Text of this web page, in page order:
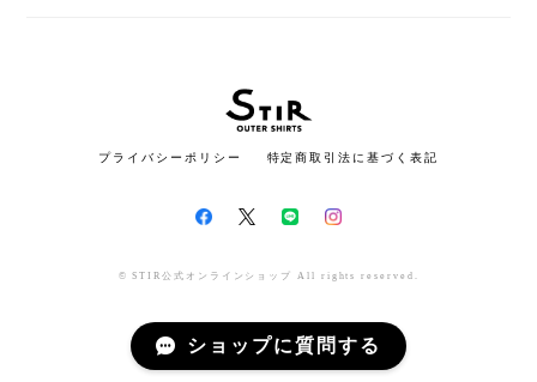
プライバシーポリシー 特定商取引法に基づく表記
© STIR公式オンラインショップ All rights reserved.
ショップに質問する